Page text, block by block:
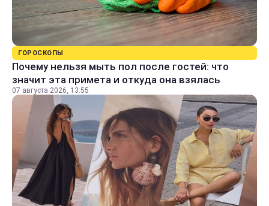
ГОРОСКОПЫ
Почему нельзя мыть пол после гостей: что
значит эта примета и откуда она взялась
07 августа 2026, 13:55